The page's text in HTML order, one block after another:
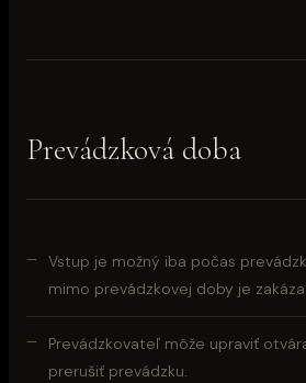
Prevádzková doba
Vstup je možný iba počas
mimo prevádzkovej doby je
Prevádzkovateľ môže upraviť
prerušiť prevádzku.